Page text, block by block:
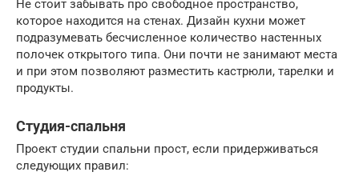
Не стоит забывать про свободное пространство,
которое находится на стенах. Дизайн кухни может
подразумевать бесчисленное количество настенных
полочек открытого типа. Они почти не занимают места
и при этом позволяют разместить кастрюли, тарелки и
продукты.
Студия-спальня
Проект студии спальни прост, если придерживаться
следующих правил: